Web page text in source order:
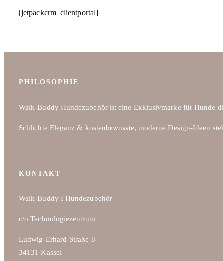
[jetpackcrm_clientportal]
PHILOSOPHIE
Walk-Buddy Hundezubehör ist eine Exklusivmarke für Hunde
Schlichte Eleganz & kostenbewusste, moderne Design-Ideen
KONTAKT
Walk-Buddy I Hundezubehör
c/o Technologiezentrum
Ludwig-Erhard-Straße 8
34131 Kassel